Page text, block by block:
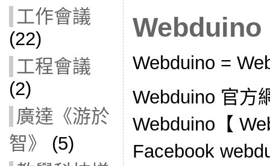
工作會議
(22)
工程會議
(2)
廣達《游於
智》
(5)
Webduino
Webduino =
Webduino 官方
Webduino【
Facebook